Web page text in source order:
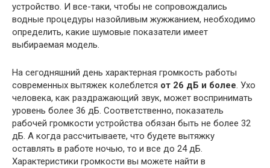
устройство. И все-таки, чтобы не сопровождались
водные процедуры назойливым жужжанием, необходимо
определить, какие шумовые показатели имеет
выбираемая модель.
На сегодняшний день характерная громкость работы
современных вытяжек колеблется от 26 дБ и более. Ухо
человека, как раздражающий звук, может воспринимать
уровень более 36 дБ. Соответственно, показатель
рабочей громкости устройства обязан быть не более 32
дБ. А когда рассчитываете, что будете вытяжку
оставлять в работе ночью, то и все до 24 дБ.
Характеристики громкости вы можете найти в